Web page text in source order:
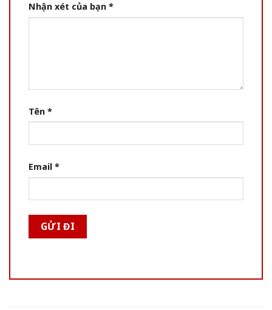
Nhận xét của bạn *
Tên *
Email *